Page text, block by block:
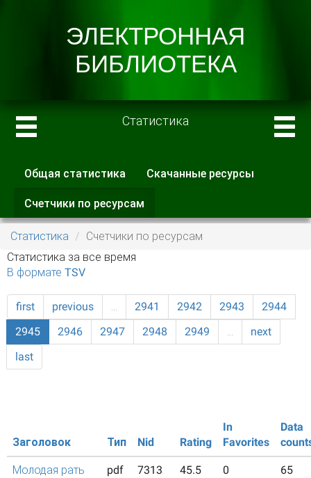
Статистика
Главные вкладки
Общая статистика Скачанные ресурсы
Счетчики по ресурсам
вкладка)
Статистика
Счетчики по ресурсам
Статистика за все время
В формате TSV
first previous … 2941 2942 2943
2944
2945
2946 2947 2948 2949 …
next
last
Заголовок Тип Nid Rating
In
Favorites
Data
Молодая рать
pdf 7313 45.5 0 65